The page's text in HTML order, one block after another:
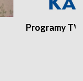
Programy